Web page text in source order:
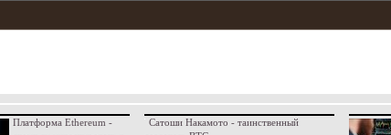
Платформа Ethereum -
Сатоши Накамото - таинственный